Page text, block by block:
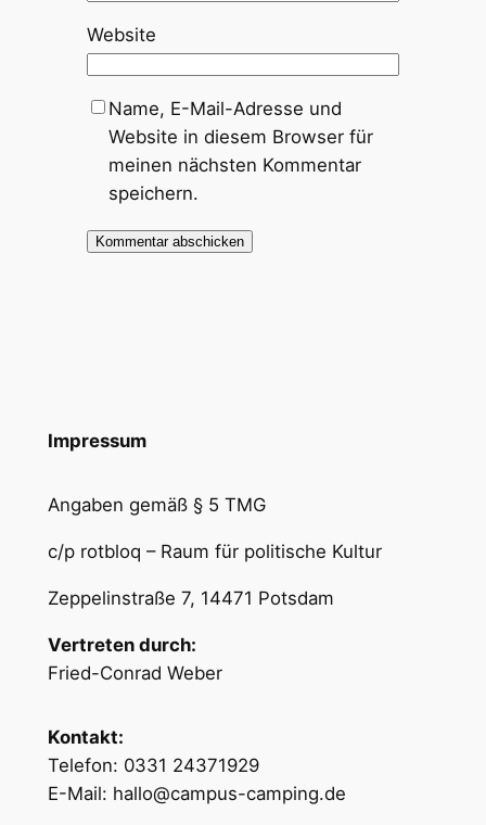
Website
Name, E-Mail-Adresse und
Website in diesem Browser für
meinen nächsten Kommentar
speichern.
Impressum
Angaben gemäß § 5 TMG
c/p rotbloq – Raum für politische Kultur
Zeppelinstraße 7, 14471 Potsdam
Vertreten durch:
Fried-Conrad Weber
Kontakt:
Telefon: 0331 24371929
E-Mail: hallo@campus-camping.de